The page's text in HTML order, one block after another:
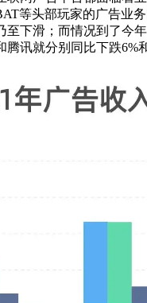
等头部玩家的广告业
至下滑；而情况到了今
讯就分别同比下跌6%和